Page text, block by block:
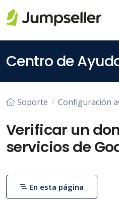
Centro de
Soporte Configuración
Verificar un
servicios de
En esta página